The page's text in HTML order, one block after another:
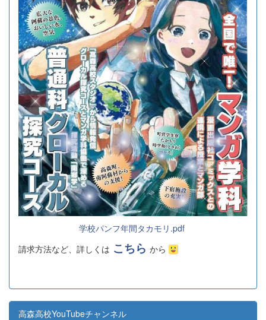
学校パンフ年間タカモリ.pdf
請求方法など、詳しくは こちら から
高森高校YouTubeチャンネル